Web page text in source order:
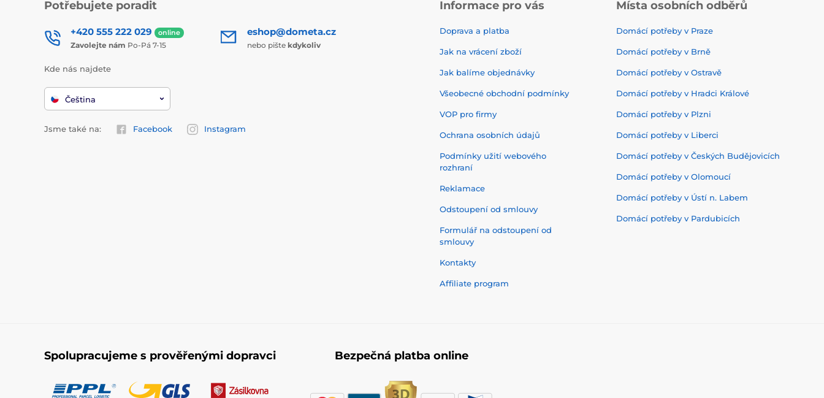
Potřebujete poradit
+420 555 222 029 online
Zavolejte nám Po-Pá 7-15
eshop@dometa.cz
nebo pište kdykoliv
Kde nás najdete
Čeština
Jsme také na: Facebook Instagram
Informace pro vás
Doprava a platba
Jak na vrácení zboží
Jak balíme objednávky
Všeobecné obchodní podmínky
VOP pro firmy
Ochrana osobních údajů
Podmínky užití webového
rozhraní
Reklamace
Odstoupení od smlouvy
Formulář na odstoupení od
smlouvy
Kontakty
Affiliate program
Místa osobních odběrů
Domácí potřeby v Praze
Domácí potřeby v Brně
Domácí potřeby v Ostravě
Domácí potřeby v Hradci Králové
Domácí potřeby v Plzni
Domácí potřeby v Liberci
Domácí potřeby v Českých Budějovicích
Domácí potřeby v Olomoucí
Domácí potřeby v Ústí n. Labem
Domácí potřeby v Pardubicích
Spolupracujeme s prověřenými dopravci Bezpečná platba online